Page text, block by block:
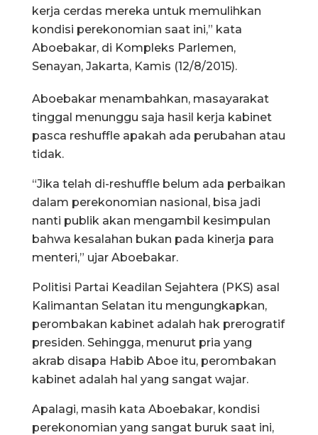
kerja cerdas mereka untuk memulihkan
kondisi perekonomian saat ini,” kata
Aboebakar, di Kompleks Parlemen,
Senayan, Jakarta, Kamis (12/8/2015).
Aboebakar menambahkan, masayarakat
tinggal menunggu saja hasil kerja kabinet
pasca reshuffle apakah ada perubahan atau
tidak.
“Jika telah di-reshuffle belum ada perbaikan
dalam perekonomian nasional, bisa jadi
nanti publik akan mengambil kesimpulan
bahwa kesalahan bukan pada kinerja para
menteri,” ujar Aboebakar.
Politisi Partai Keadilan Sejahtera (PKS) asal
Kalimantan Selatan itu mengungkapkan,
perombakan kabinet adalah hak prerogratif
presiden. Sehingga, menurut pria yang
akrab disapa Habib Aboe itu, perombakan
kabinet adalah hal yang sangat wajar.
Apalagi, masih kata Aboebakar, kondisi
perekonomian yang sangat buruk saat ini,